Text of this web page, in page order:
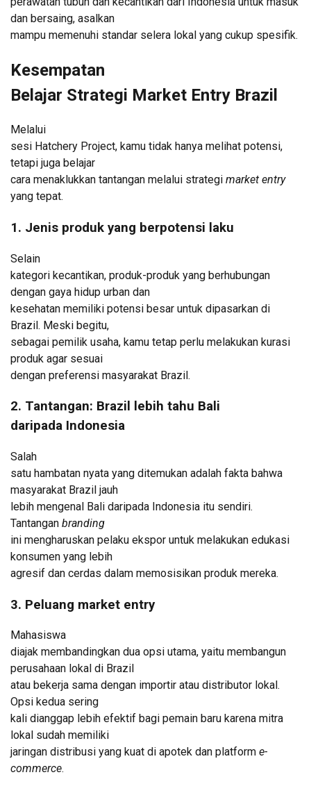
dan bersaing, asalkan
mampu memenuhi standar selera lokal yang cukup spesifik.
Kesempatan
Belajar Strategi Market Entry Brazil
Melalui
sesi Hatchery Project, kamu tidak hanya melihat potensi,
tetapi juga belajar
cara menaklukkan tantangan melalui strategi market entry
yang tepat.
1. Jenis produk yang berpotensi laku
Selain
kategori kecantikan, produk-produk yang berhubungan
dengan gaya hidup urban dan
kesehatan memiliki potensi besar untuk dipasarkan di
Brazil. Meski begitu,
sebagai pemilik usaha, kamu tetap perlu melakukan kurasi
produk agar sesuai
dengan preferensi masyarakat Brazil.
2. Tantangan: Brazil lebih tahu Bali
daripada Indonesia
Salah
satu hambatan nyata yang ditemukan adalah fakta bahwa
masyarakat Brazil jauh
lebih mengenal Bali daripada Indonesia itu sendiri.
Tantangan branding
ini mengharuskan pelaku ekspor untuk melakukan edukasi
konsumen yang lebih
agresif dan cerdas dalam memosisikan produk mereka.
3. Peluang market entry
Mahasiswa
diajak membandingkan dua opsi utama, yaitu membangun
perusahaan lokal di Brazil
atau bekerja sama dengan importir atau distributor lokal.
Opsi kedua sering
kali dianggap lebih efektif bagi pemain baru karena mitra
lokal sudah memiliki
jaringan distribusi yang kuat di apotek dan platform e-
commerce.